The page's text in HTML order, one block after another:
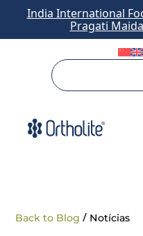
India International
Pragati
Back to Blog / Notícias